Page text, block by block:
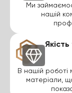
Ми
нашій
В нашій роботі
матеріали,